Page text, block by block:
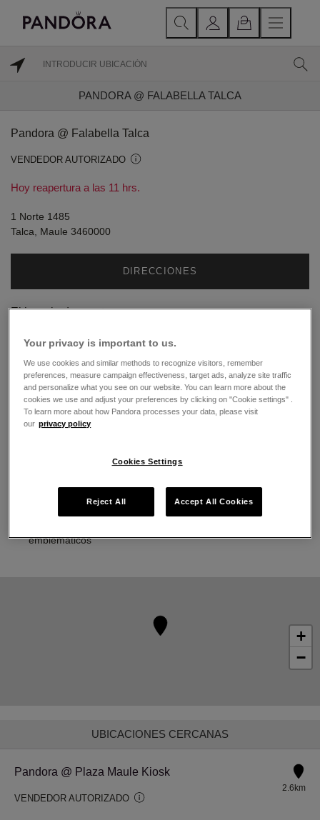
PANDORA @ FALABELLA TALCA
Pandora @ Falabella Talca
VENDEDOR AUTORIZADO
Hoy reapertura a las 11 hrs.
1 Norte 1485
Talca, Maule 3460000
DIRECCIONES
El horario de apertura
Martes
Miércoles
11:00
Jueves
11:00-21:00
Viernes
11:00-21:00
Sábado
11:00 -
Domingo
La más alta calidad de oro 14K, plata esterlina y metales
Pandora Rose
emblemáticos
+
−
UBICACIONES CERCANAS
Pandora @ Plaza Maule Kiosk
VENDEDOR AUTORIZADO
2.6km
Your privacy is important to us.
We use cookies and similar methods to recognize visitors, remember
preferences, measure campaign effectiveness, target ads, analyze site traffic
and personalize what you see on our website. You can learn more about the
cookies we use and adjust your preferences by clicking on "Cookie settings" .
To learn more about how Pandora processes your data, please visit
our privacy policy
Cookies Settings
Reject All Accept All Cookies